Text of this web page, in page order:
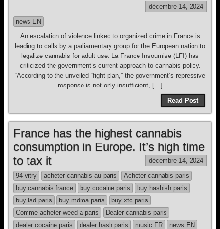
décembre 14, 2024
news EN
An escalation of violence linked to organized crime in France is
leading to calls by a parliamentary group for the European nation to
legalize cannabis for adult use. La France Insoumise (LFI) has
criticized the government’s current approach to cannabis policy.
“According to the unveiled “fight plan,” the government’s repressive
response is not only insufficient, […]
Read Post
France has the highest cannabis
consumption in Europe. It’s high time
to tax it
décembre 14, 2024
94 vitry acheter cannabis au paris
Acheter cannabis paris
buy cannabis france
buy cocaine paris
buy hashish paris
buy lsd paris
buy mdma paris
buy xtc paris
Comme acheter weed a paris
Dealer cannabis paris
dealer cocaine paris
dealer hash paris music FR
news EN